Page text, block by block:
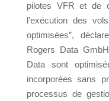
pilotes VFR et de
l’exécution des
optimisées”,
Rogers Data
Data sont
incorporées sans
processus de